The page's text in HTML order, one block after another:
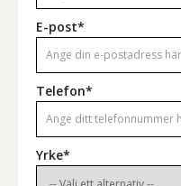
E-post*
Telefon*
Yrke*